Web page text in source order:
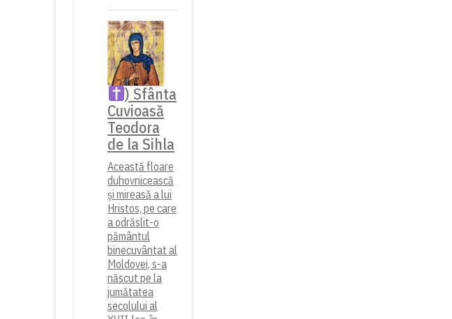
) Sfânta
Cuvioasă
Teodora
de la Sihla
Această floare
duhovnicească
și mireasă a lui
Hristos, pe care
a odrăslit-o
pământul
binecuvântat al
Moldovei, s-a
născut pe la
jumătatea
secolului al